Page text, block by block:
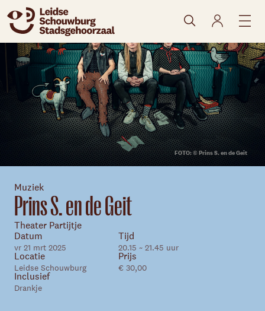
Skip navigatie
FOTO: © Prins S. en de Geit
naar agenda
Muziek
Prins S. en de Geit
Theater Partijtje
Datum
vr 21 mrt 2025
Tijd
20.15 ~ 21.45 uur
Locatie
Leidse Schouwburg
Prijs
€ 30,00
Inclusief
Drankje